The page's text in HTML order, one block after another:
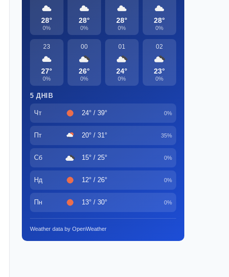
28°
0%
28°
0%
28°
0%
28°
0%
23
27°
0%
00
26°
0%
01
24°
0%
02
23°
0%
5 ДНІВ
Чт 24° / 39° 0%
Пт 20° / 31° 35%
Сб 15° / 25° 0%
Нд 12° / 26° 0%
Пн 13° / 30° 0%
Weather data by OpenWeather